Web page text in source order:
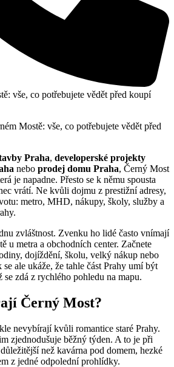
vše, co potřebujete vědět před koupí
Mostě: vše, co potřebujete vědět před
Praha, developerské projekty
nebo prodej domu Praha, Černý Most
je napadne. Přesto se k němu spousta
vrátí. Ne kvůli dojmu z prestižní adresy,
metro, MHD, nákupy, školy, služby a
zvláštnost. Zvenku ho lidé často vnímají
u metra a obchodních center. Začnete
dojíždění, školu, velký nákup nebo
ale ukáže, že tahle část Prahy umí být
se zdá z rychlého pohledu na mapu.
Černý Most?
nevybírají kvůli romantice staré Prahy.
zjednodušuje běžný týden. A to je při
než kavárna pod domem, hezké
z jedné odpolední prohlídky.